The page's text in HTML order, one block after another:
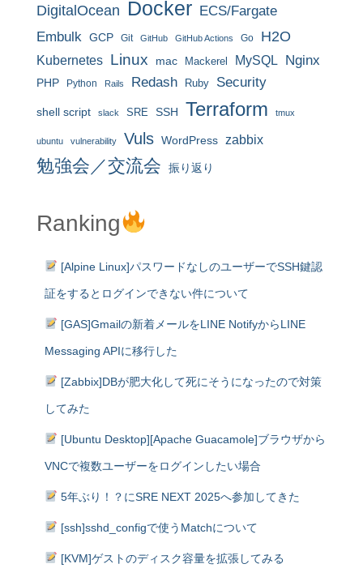
DigitalOcean Docker ECS/Fargate
Embulk GCP Git GitHub GitHub Actions Go H2O
Kubernetes Linux mac Mackerel MySQL Nginx
PHP Python Rails Redash Ruby Security
shell script slack SRE SSH Terraform tmux
ubuntu vulnerability Vuls WordPress zabbix
勉強会／交流会 振り返り
Ranking
[Alpine Linux]パスワードなしのユーザーでSSH鍵認
証をするとログインできない件について
[GAS]Gmailの新着メールをLINE NotifyからLINE
Messaging APIに移行した
[Zabbix]DBが肥大化して死にそうになったので対策
してみた
[Ubuntu Desktop][Apache Guacamole]ブラウザから
VNCで複数ユーザーをログインしたい場合
5年ぶり！？にSRE NEXT 2025へ参加してきた
[ssh]sshd_configで使うMatchについて
[KVM]ゲストのディスク容量を拡張してみる